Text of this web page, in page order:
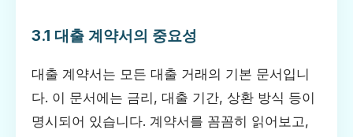
3.1 대출 계약서의 중요성
대출 계약서는 모든 대출 거래의 기본 문서입니
다. 이 문서에는 금리, 대출 기간, 상환 방식 등이
명시되어 있습니다. 계약서를 꼼꼼히 읽어보고,